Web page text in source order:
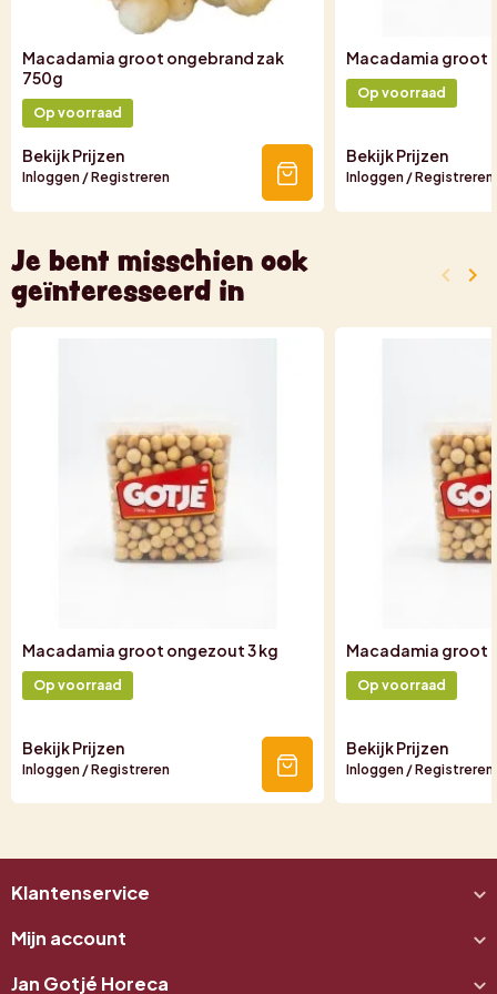
Macadamia groot ongebrand zak
750g
Op voorraad
Bekijk Prijzen
Inloggen / Registreren
Macadamia groot
Op voorraad
Bekijk Prijzen
Inloggen / Registreren
Je bent misschien ook
geïnteresseerd in Vorige
keyboard_arrow_left keyboard_arrow_right
Macadamia groot ongezout 3 kg
Op voorraad
Bekijk Prijzen
Inloggen / Registreren
Macadamia groot
Op voorraad
Bekijk Prijzen
Inloggen / Registreren
Klantenservice
Mijn account
Jan Gotjé Horeca